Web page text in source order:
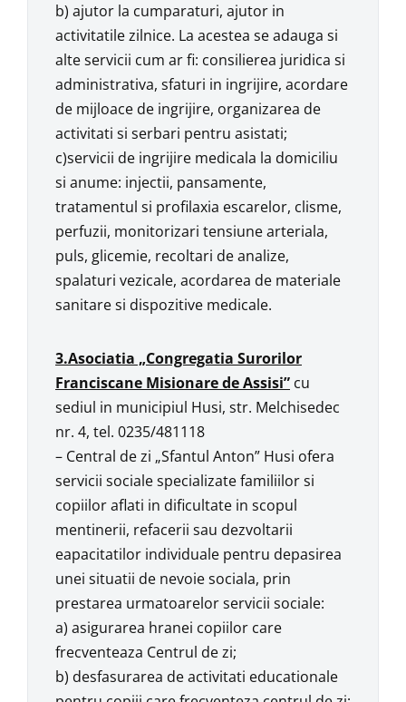
b) ajutor la cumparaturi, ajutor in
activitatile zilnice. La acestea se adauga si
alte servicii cum ar fi: consilierea juridica si
administrativa, sfaturi in ingrijire, acordare
de mijloace de ingrijire, organizarea de
activitati si serbari pentru asistati;
c)servicii de ingrijire medicala la domiciliu
si anume: injectii, pansamente,
tratamentul si profilaxia escarelor, clisme,
perfuzii, monitorizari tensiune arteriala,
puls, glicemie, recoltari de analize,
spalaturi vezicale, acordarea de materiale
sanitare si dispozitive medicale.
3.Asociatia „Congregatia Surorilor
Franciscane Misionare de Assisi” cu
sediul in municipiul Husi, str. Melchisedec
nr. 4, tel. 0235/481118
– Central de zi „Sfantul Anton” Husi ofera
servicii sociale specializate familiilor si
copiilor aflati in dificultate in scopul
mentinerii, refacerii sau dezvoltarii
eapacitatilor individuale pentru depasirea
unei situatii de nevoie sociala, prin
prestarea urmatoarelor servicii sociale:
a) asigurarea hranei copiilor care
frecventeaza Centrul de zi;
b) desfasurarea de activitati educationale